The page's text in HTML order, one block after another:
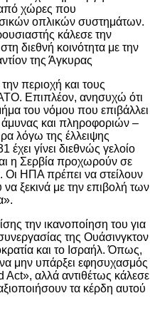
χώρες που
οπλικών συστημάτων.
κάλεσε την
διεθνή κοινότητα με την
της Άγκυρας
περιοχή και τους
Επιπλέον, ανησυχώ ότι
του νόμου που επιβάλλει
και πληροφοριών –
λόγω της έλλειψης
γίνει διεθνώς γελοίο
η Σερβία προχωρούν σε
Οι ΗΠΑ πρέπει να στείλουν
ξεκινά με την επιβολή των
την ικανοποίηση του για
της Ουάσινγκτον
και το Ισραήλ. Όπως,
μην υπάρξει εφησυχασμός
Act», αλλά αντιθέτως κάλεσε
τα κέρδη αυτού